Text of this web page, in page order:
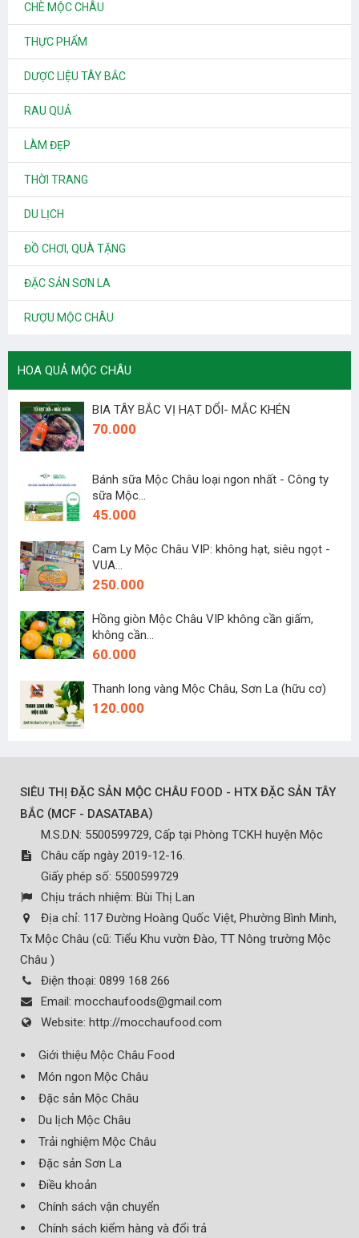
CHÈ MỘC CHÂU
THỰC PHẨM
DƯỢC LIỆU TÂY BẮC
RAU QUẢ
LÀM ĐẸP
THỜI TRANG
DU LỊCH
ĐỒ CHƠI, QUÀ TẶNG
ĐẶC SẢN SƠN LA
RƯỢU MỘC CHÂU
HOA QUẢ MỘC CHÂU
BIA TÂY BẮC VỊ HẠT DỔI- MẮC KHÉN
70.000
Bánh sữa Mộc Châu loại ngon nhất - Công ty
sữa Mộc...
45.000
Cam Ly Mộc Châu VIP: không hạt, siêu ngọt -
VUA...
250.000
Hồng giòn Mộc Châu VIP không cần giấm,
không cần...
60.000
Thanh long vàng Mộc Châu, Sơn La (hữu cơ)
120.000
SIÊU THỊ ĐẶC SẢN MỘC CHÂU FOOD - HTX ĐẶC SẢN TÂY
BẮC (MCF - DASATABA)
M.S.D.N: 5500599729, Cấp tại Phòng TCKH huyện Mộc
Châu cấp ngày 2019-12-16.
Giấy phép số: 5500599729
Chịu trách nhiệm: Bùi Thị Lan
Địa chỉ: 117 Đường Hoàng Quốc Việt, Phường Bình Minh,
Tx Mộc Châu (cũ: Tiểu Khu vườn Đào, TT Nông trường Mộc
Châu )
Điện thoại: 0899 168 266
Email: mocchaufoods@gmail.com
Website: http://mocchaufood.com
Giới thiệu Mộc Châu Food
Món ngon Mộc Châu
Đặc sản Mộc Châu
Du lịch Mộc Châu
Trải nghiệm Mộc Châu
Đặc sản Sơn La
Điều khoản
Chính sách vận chuyển
Chính sách kiểm hàng và đổi trả